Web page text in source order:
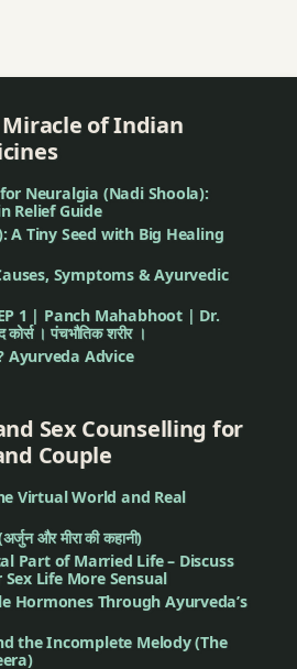
of Indian
Neuralgia (Nadi Shoola):
Relief Guide
A Tiny Seed with Big Healing
Symptoms & Ayurvedic
1 | Panch Mahabhoot | Dr.
। पंचभौतिक शरीर ।
Ayurveda Advice
Sex Counselling for
Couple
Virtual World and Real
और मीरा की कहानी)
Part of Married Life – Discuss
Life More Sensual
Hormones Through Ayurveda’s
the Incomplete Melody (The